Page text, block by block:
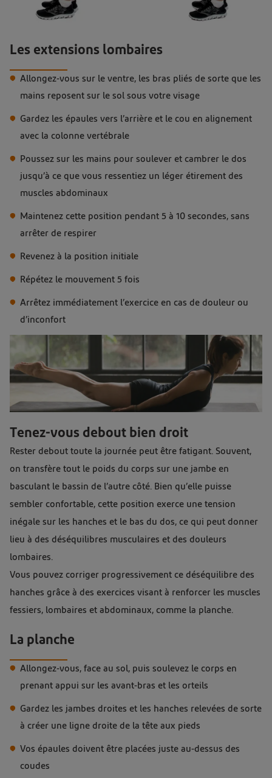
Les extensions lombaires
Allongez-vous sur le ventre, les bras pliés de sorte que les
mains reposent sur le sol sous votre visage
Gardez les épaules vers l’arrière et le cou en alignement
avec la colonne vertébrale
Poussez sur les mains pour soulever et cambrer le dos
jusqu’à ce que vous ressentiez un léger étirement des
muscles abdominaux
Maintenez cette position pendant 5 à 10 secondes, sans
arrêter de respirer
Revenez à la position initiale
Répétez le mouvement 5 fois
Arrêtez immédiatement l’exercice en cas de douleur ou
d’inconfort
Tenez-vous debout bien droit
Rester debout toute la journée peut être fatigant. Souvent,
on transfère tout le poids du corps sur une jambe en
basculant le bassin de l’autre côté. Bien qu’elle puisse
sembler confortable, cette position exerce une tension
inégale sur les hanches et le bas du dos, ce qui peut donner
lieu à des déséquilibres musculaires et des douleurs
lombaires.
Vous pouvez corriger progressivement ce déséquilibre des
hanches grâce à des exercices visant à renforcer les muscles
fessiers, lombaires et abdominaux, comme la planche.
La planche
Allongez-vous, face au sol, puis soulevez le corps en
prenant appui sur les avant-bras et les orteils
Gardez les jambes droites et les hanches relevées de sorte
à créer une ligne droite de la tête aux pieds
Vos épaules doivent être placées juste au-dessus des
coudes